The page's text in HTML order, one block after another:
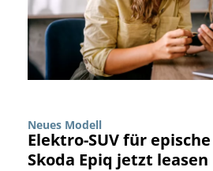
Neues Modell
Elektro-SUV für epische
Skoda Epiq jetzt leasen